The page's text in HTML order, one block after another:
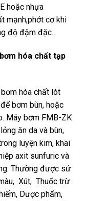
hoặc nhựa
mạnh,phớt cơ khi
độ đậm đặc.
hóa chất tạp
hóa chất lót
bơm bùn, hoặc
Máy bơm FMB-ZK
ăn da và bùn,
luyện kim, khai
axit sunfuric và
Thường được sử
Xút, Thuốc trừ
Dược phẩm,